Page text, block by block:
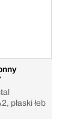
płaski łeb